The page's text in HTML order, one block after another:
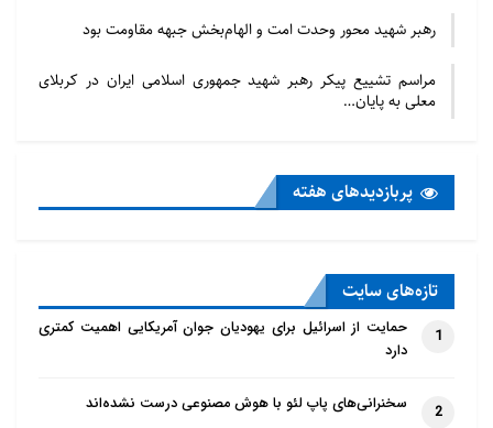
رهبر شهید محور وحدت امت و الهام‌بخش جبهه مقاومت بود
مراسم تشییع پیکر رهبر شهید جمهوری اسلامی ایران در کربلای
معلی به پایان…
پربازدید‌های هفته
تازه‌‌های سایت
1
حمایت از اسرائیل برای یهودیان جوان آمریکایی اهمیت کمتری
دارد
2 سخنرانی‌های پاپ لئو با هوش مصنوعی درست نشده‌اند